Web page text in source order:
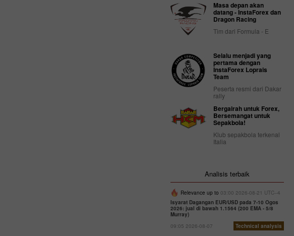
Masa depan akan
datang - InstaForex dan
Dragon Racing
Tim dari Formula - E
Selalu menjadi yang
pertama dengan
InstaForex Loprais
Team
Peserta resmi dari Dakar
rally
Bergairah untuk Forex,
Bersemangat untuk
Sepakbola!
Klub sepakbola terkenal
Italia
Analisis terbaik
Relevance up to 03:00 2026-08-21 UTC--4
Isyarat Dagangan EUR/USD pada 7-10 Ogos
2026: jual di bawah 1.1564 (200 EMA - 5/8
Murray)
09:05 2026-08-07
Technical analysis